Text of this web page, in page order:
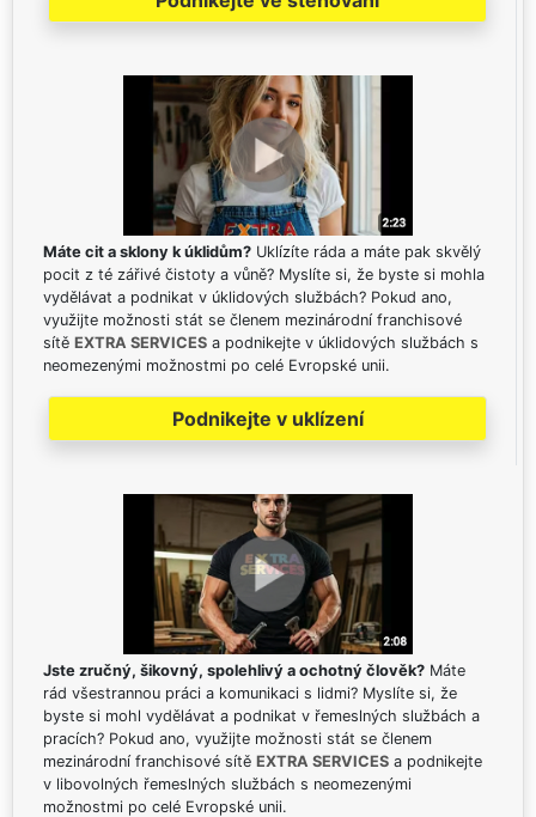
Máte cit a sklony k úklidům? Uklízíte ráda a máte pak skvělý
pocit z té zářivé čistoty a vůně? Myslíte si, že byste si mohla
vydělávat a podnikat v úklidových službách? Pokud ano,
využijte možnosti stát se členem mezinárodní franchisové
sítě EXTRA SERVICES a podnikejte v úklidových službách s
neomezenými možnostmi po celé Evropské unii.
Podnikejte v uklízení
Jste zručný, šikovný, spolehlivý a ochotný člověk? Máte
rád všestrannou práci a komunikaci s lidmi? Myslíte si, že
byste si mohl vydělávat a podnikat v řemeslných službách a
pracích? Pokud ano, využijte možnosti stát se členem
mezinárodní franchisové sítě EXTRA SERVICES a podnikejte
v libovolných řemeslných službách s neomezenými
možnostmi po celé Evropské unii.